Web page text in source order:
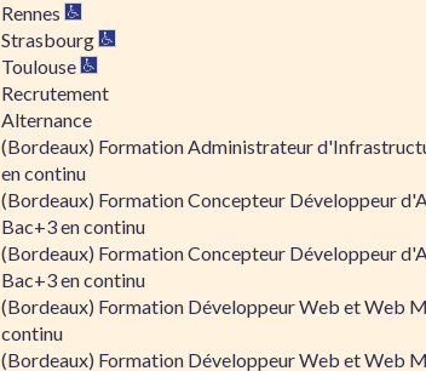
Rennes
Strasbourg
Toulouse
Recrutement
Alternance
(Bordeaux) Formation Administrateur
en continu
(Bordeaux) Formation Concepteur Développeur
Bac+3 en continu
(Bordeaux) Formation Concepteur Développeur
Bac+3 en continu
(Bordeaux) Formation Développeur Web et Web
continu
(Bordeaux) Formation Développeur Web et Web